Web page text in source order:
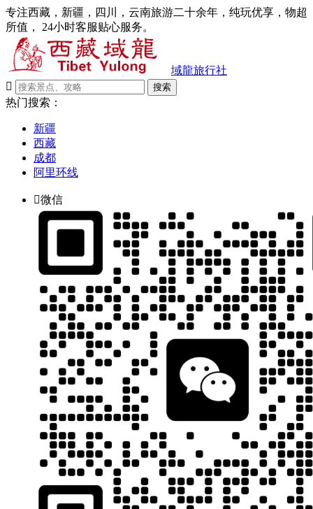
专注西藏，新疆，四川，云南旅游二十余年，纯玩优享，物超
所值， 24小时客服贴心服务。
域龍旅行社

搜索
热门搜索：
新疆
西藏
成都
阿里环线
微信